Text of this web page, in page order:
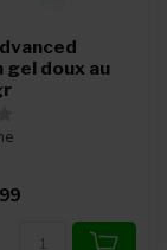
doux au